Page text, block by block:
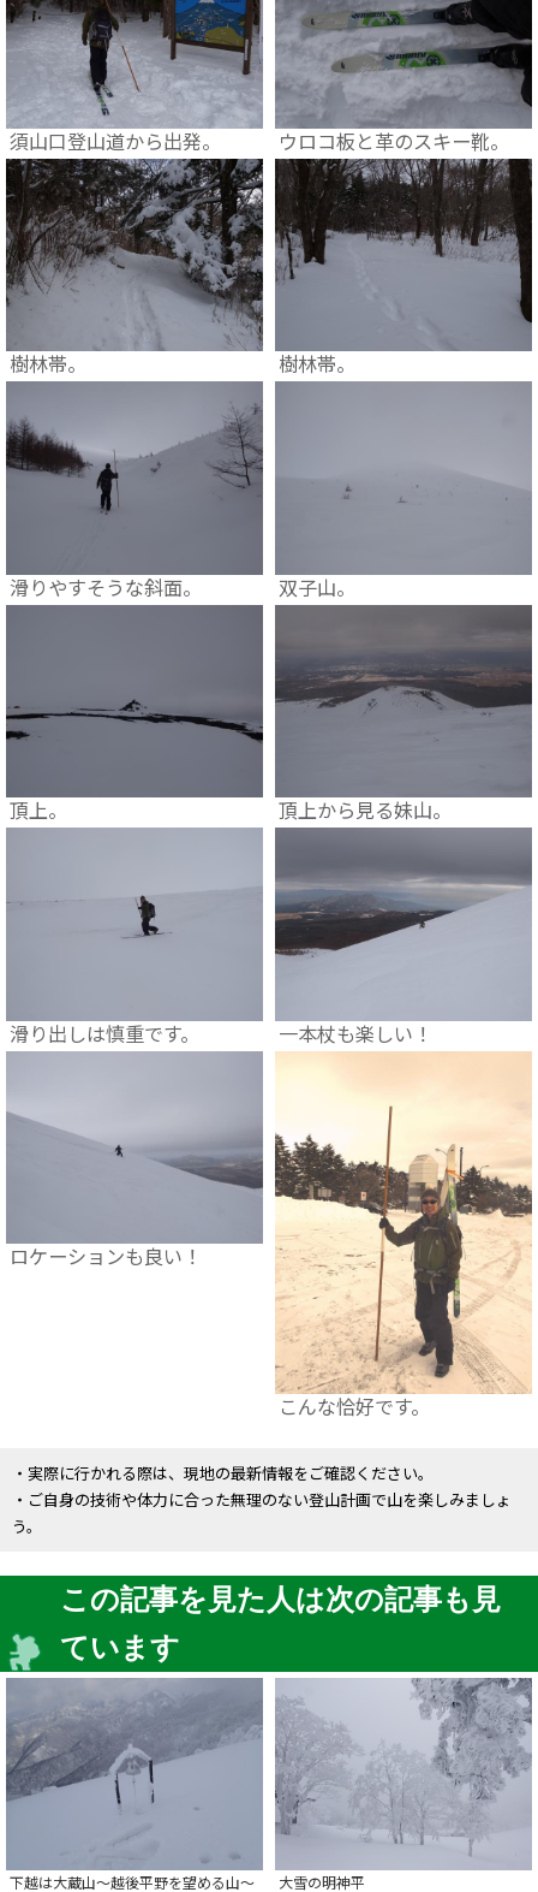
須山口登山道から出発。 ウロコ板と革のスキー靴。
樹林帯。 樹林帯。
滑りやすそうな斜面。 双子山。
頂上。 頂上から見る妹山。
滑り出しは慎重です。 一本杖も楽しい！
ロケーションも良い！
こんな恰好です。
・実際に行かれる際は、現地の最新情報をご確認ください。
・ご自身の技術や体力に合った無理のない登山計画で山を楽しみましょ
う。
この記事を見た人は次の記事も見
ています
下越は大蔵山～越後平野を望める山～ 大雪の明神平